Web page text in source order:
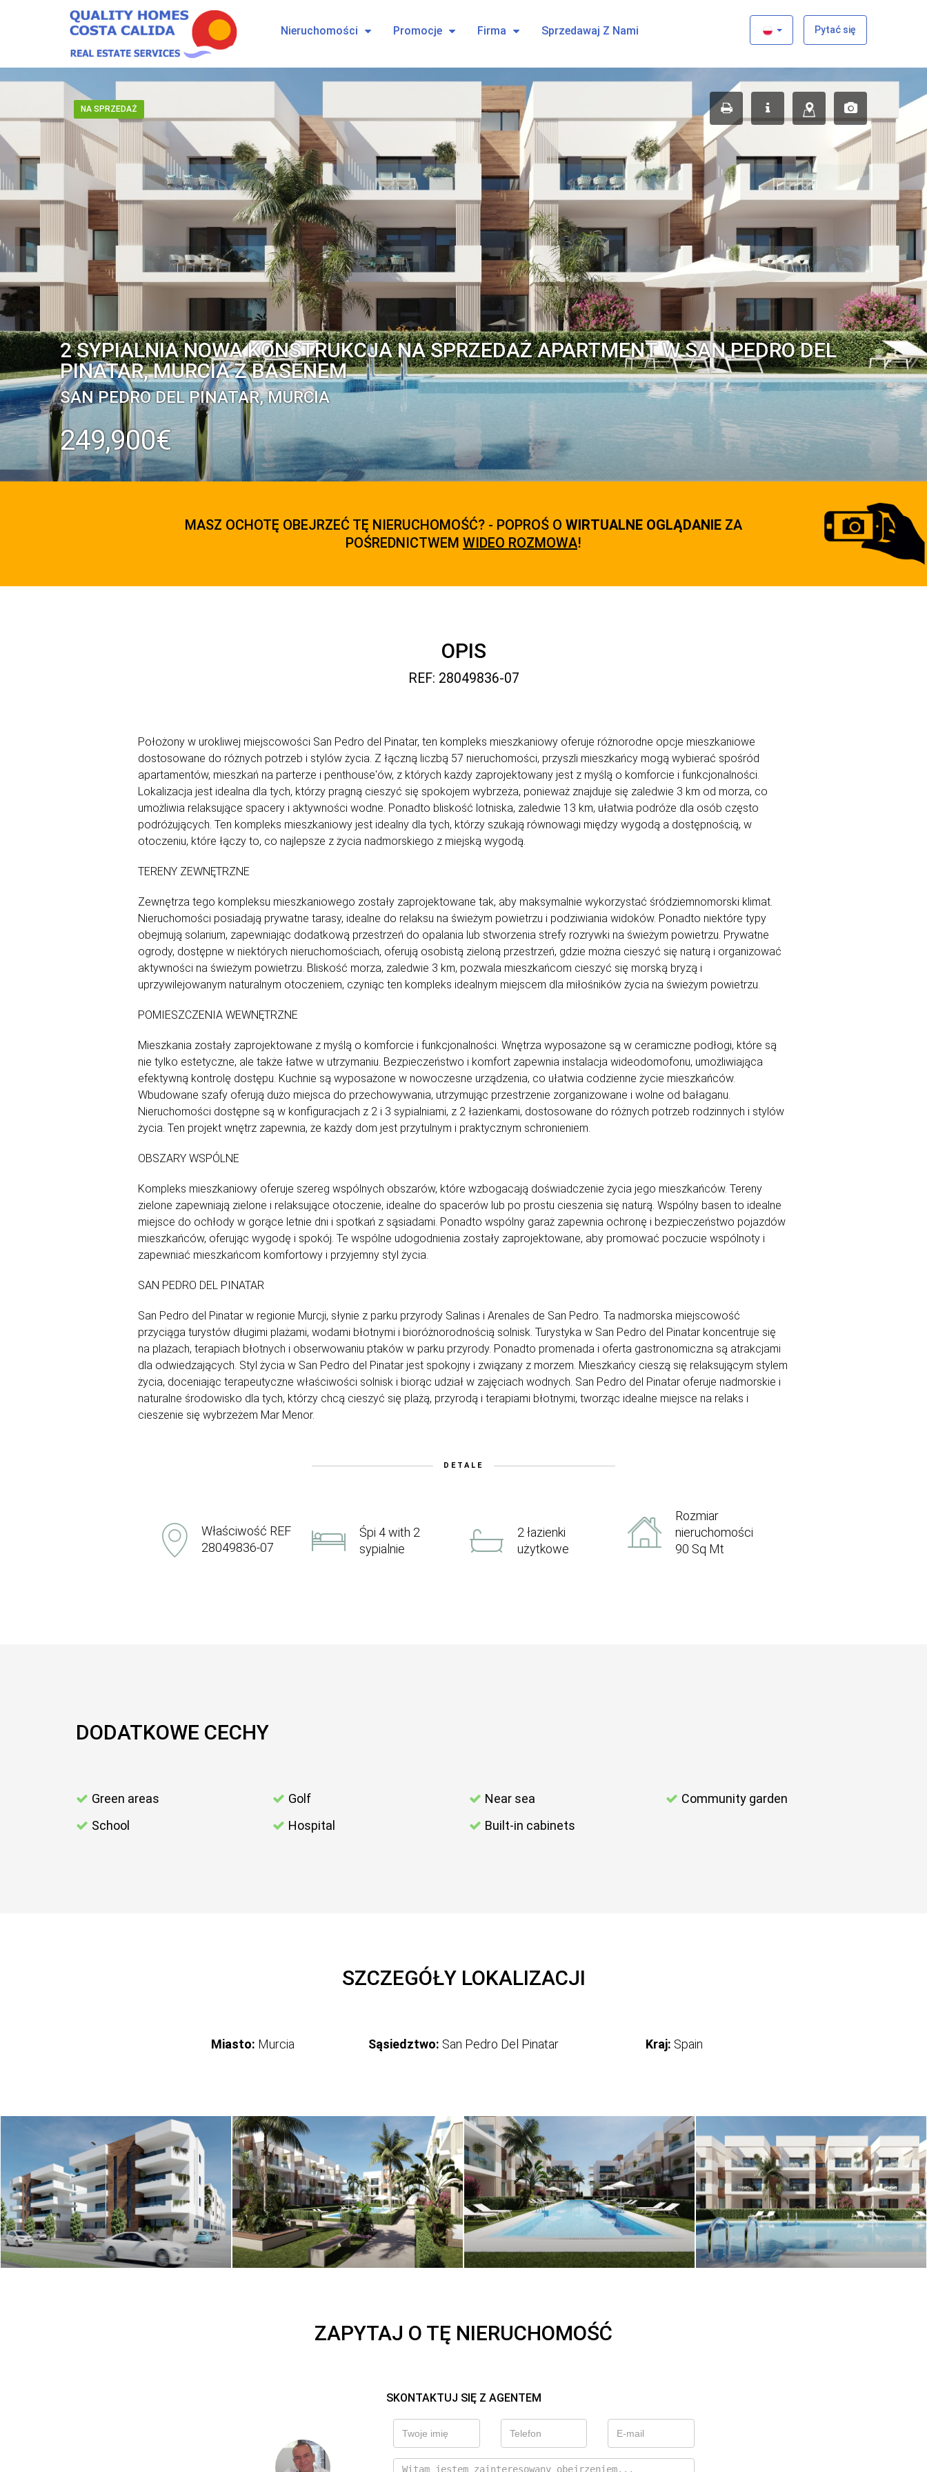
Nieruchomości Promocje Firma Sprzedawaj Z Nami Pytać się
NA SPRZEDAŻ
2 SYPIALNIA NOWA KONSTRUKCJA NA SPRZEDAŻ APARTMENT W SAN PEDRO DEL
PINATAR, MURCIA Z BASENEM
SAN PEDRO DEL PINATAR, MURCIA
249,900€
MASZ OCHOTĘ OBEJRZEĆ TĘ NIERUCHOMOŚĆ? - POPROŚ O WIRTUALNE OGLĄDANIE ZA
POŚREDNICTWEM WIDEO ROZMOWA!
OPIS
REF: 28049836-07
Położony w urokliwej miejscowości San Pedro del Pinatar, ten kompleks mieszkaniowy oferuje różnorodne opcje mieszkaniowe
dostosowane do różnych potrzeb i stylów życia. Z łączną liczbą 57 nieruchomości, przyszli mieszkańcy mogą wybierać spośród
apartamentów, mieszkań na parterze i penthouse'ów, z których każdy zaprojektowany jest z myślą o komforcie i funkcjonalności.
Lokalizacja jest idealna dla tych, którzy pragną cieszyć się spokojem wybrzeża, ponieważ znajduje się zaledwie 3 km od morza, co
umożliwia relaksujące spacery i aktywności wodne. Ponadto bliskość lotniska, zaledwie 13 km, ułatwia podróże dla osób często
podróżujących. Ten kompleks mieszkaniowy jest idealny dla tych, którzy szukają równowagi między wygodą a dostępnością, w
otoczeniu, które łączy to, co najlepsze z życia nadmorskiego z miejską wygodą.
TERENY ZEWNĘTRZNE
Zewnętrza tego kompleksu mieszkaniowego zostały zaprojektowane tak, aby maksymalnie wykorzystać śródziemnomorski klimat.
Nieruchomości posiadają prywatne tarasy, idealne do relaksu na świeżym powietrzu i podziwiania widoków. Ponadto niektóre typy
obejmują solarium, zapewniając dodatkową przestrzeń do opalania lub stworzenia strefy rozrywki na świeżym powietrzu. Prywatne
ogrody, dostępne w niektórych nieruchomościach, oferują osobistą zieloną przestrzeń, gdzie można cieszyć się naturą i organizować
aktywności na świeżym powietrzu. Bliskość morza, zaledwie 3 km, pozwala mieszkańcom cieszyć się morską bryzą i
uprzywilejowanym naturalnym otoczeniem, czyniąc ten kompleks idealnym miejscem dla miłośników życia na świeżym powietrzu.
POMIESZCZENIA WEWNĘTRZNE
Mieszkania zostały zaprojektowane z myślą o komforcie i funkcjonalności. Wnętrza wyposażone są w ceramiczne podłogi, które są
nie tylko estetyczne, ale także łatwe w utrzymaniu. Bezpieczeństwo i komfort zapewnia instalacja wideodomofonu, umożliwiająca
efektywną kontrolę dostępu. Kuchnie są wyposażone w nowoczesne urządzenia, co ułatwia codzienne życie mieszkańców.
Wbudowane szafy oferują dużo miejsca do przechowywania, utrzymując przestrzenie zorganizowane i wolne od bałaganu.
Nieruchomości dostępne są w konfiguracjach z 2 i 3 sypialniami, z 2 łazienkami, dostosowane do różnych potrzeb rodzinnych i stylów
życia. Ten projekt wnętrz zapewnia, że każdy dom jest przytulnym i praktycznym schronieniem.
OBSZARY WSPÓLNE
Kompleks mieszkaniowy oferuje szereg wspólnych obszarów, które wzbogacają doświadczenie życia jego mieszkańców. Tereny
zielone zapewniają zielone i relaksujące otoczenie, idealne do spacerów lub po prostu cieszenia się naturą. Wspólny basen to idealne
miejsce do ochłody w gorące letnie dni i spotkań z sąsiadami. Ponadto wspólny garaż zapewnia ochronę i bezpieczeństwo pojazdów
mieszkańców, oferując wygodę i spokój. Te wspólne udogodnienia zostały zaprojektowane, aby promować poczucie wspólnoty i
zapewniać mieszkańcom komfortowy i przyjemny styl życia.
SAN PEDRO DEL PINATAR
San Pedro del Pinatar w regionie Murcji, słynie z parku przyrody Salinas i Arenales de San Pedro. Ta nadmorska miejscowość
przyciąga turystów długimi plażami, wodami błotnymi i bioróżnorodnością solnisk. Turystyka w San Pedro del Pinatar koncentruje się
na plażach, terapiach błotnych i obserwowaniu ptaków w parku przyrody. Ponadto promenada i oferta gastronomiczna są atrakcjami
dla odwiedzających. Styl życia w San Pedro del Pinatar jest spokojny i związany z morzem. Mieszkańcy cieszą się relaksującym stylem
życia, doceniając terapeutyczne właściwości solnisk i biorąc udział w zajęciach wodnych. San Pedro del Pinatar oferuje nadmorskie i
naturalne środowisko dla tych, którzy chcą cieszyć się plażą, przyrodą i terapiami błotnymi, tworząc idealne miejsce na relaks i
cieszenie się wybrzeżem Mar Menor.
DETALE
Właściwość REF
28049836-07
Śpi 4 with 2
sypialnie
2 łazienki
użytkowe
Rozmiar
nieruchomości
90 Sq Mt
DODATKOWE CECHY
Green areas
School
Golf
Hospital
Near sea
Built-in cabinets
Community garden
SZCZEGÓŁY LOKALIZACJI
Miasto: Murcia Sąsiedztwo: San Pedro Del Pinatar Kraj: Spain
ZAPYTAJ O TĘ NIERUCHOMOŚĆ
SKONTAKTUJ SIĘ Z AGENTEM